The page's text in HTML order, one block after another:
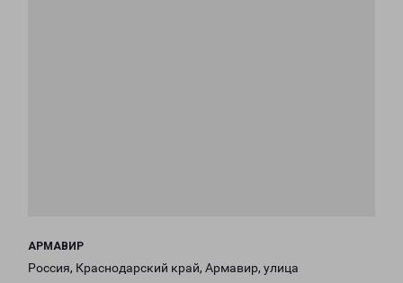
АРМАВИР
Россия, Краснодарский край, Армавир, улица